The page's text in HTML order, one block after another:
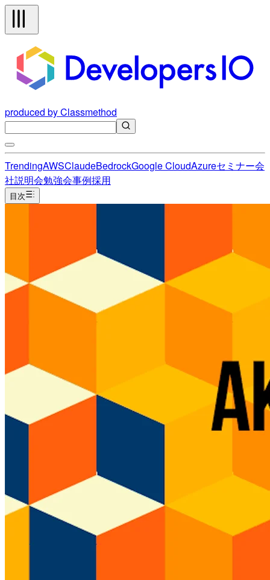
produced by Classmethod
TrendingAWSClaudeBedrockGoogle CloudAzureセミナー会
社説明会勉強会事例採用
目次